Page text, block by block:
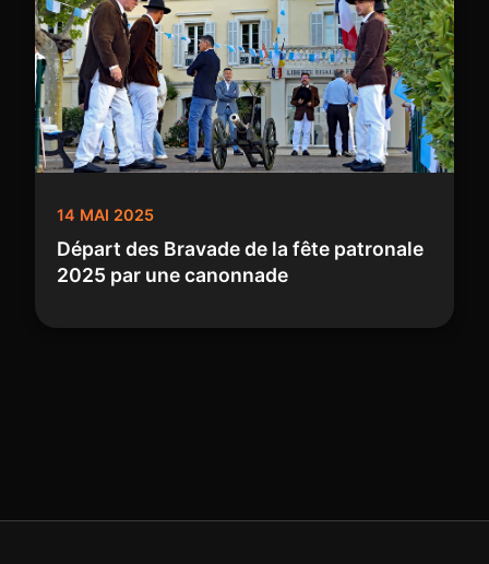
14 MAI 2025
Départ des Bravade de la fête patronale
2025 par une canonnade